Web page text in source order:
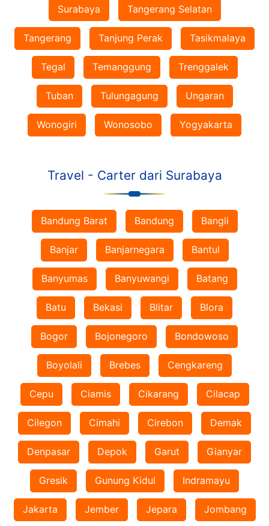
Surabaya Tangerang Selatan
Tangerang Tanjung Perak Tasikmalaya
Tegal Temanggung Trenggalek
Tuban Tulungagung Ungaran
Wonogiri Wonosobo Yogyakarta
Travel - Carter dari Surabaya
Bandung Barat Bandung Bangli
Banjar Banjarnegara Bantul
Banyumas Banyuwangi Batang
Batu Bekasi Blitar Blora
Bogor Bojonegoro Bondowoso
Boyolali Brebes Cengkareng
Cepu Ciamis Cikarang Cilacap
Cilegon Cimahi Cirebon Demak
Denpasar Depok Garut Gianyar
Gresik Gunung Kidul Indramayu
Jakarta Jember Jepara Jombang